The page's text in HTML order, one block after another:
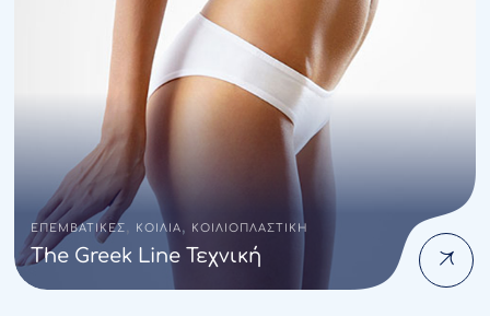
ΕΠΕΜΒΑΤΙΚΕΣ, ΚΟΙΛΙΑ, ΚΟΙΛΙΟΠΛΑΣΤΙΚΗ
The Greek Line Τεχνική